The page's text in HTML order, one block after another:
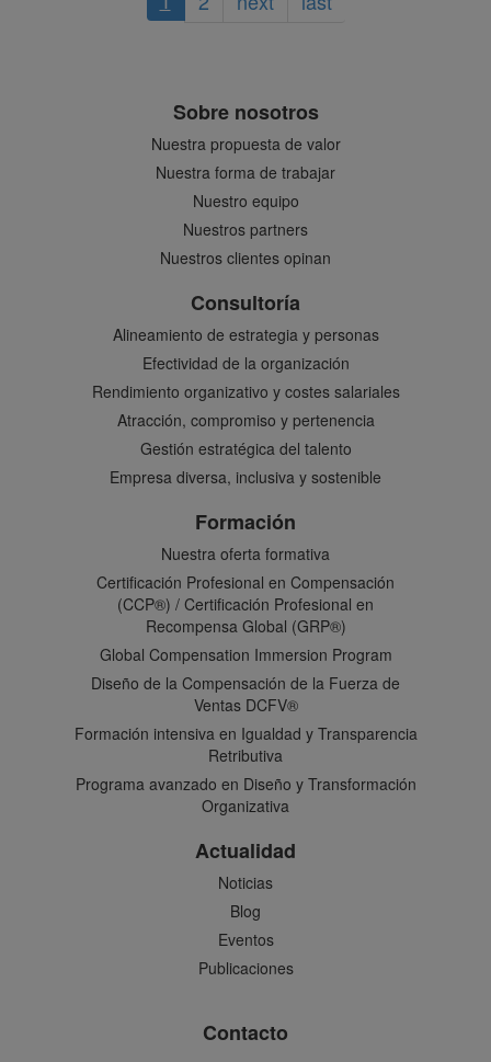
Sobre nosotros
Nuestra propuesta de valor
Nuestra forma de trabajar
Nuestro equipo
Nuestros partners
Nuestros clientes opinan
Consultoría
Alineamiento de estrategia y personas
Efectividad de la organización
Rendimiento organizativo y costes salariales
Atracción, compromiso y pertenencia
Gestión estratégica del talento
Empresa diversa, inclusiva y sostenible
Formación
Nuestra oferta formativa
Certificación Profesional en Compensación
(CCP®) / Certificación Profesional en
Recompensa Global (GRP®)
Global Compensation Immersion Program
Diseño de la Compensación de la Fuerza de
Ventas DCFV®
Formación intensiva en Igualdad y Transparencia
Retributiva
Programa avanzado en Diseño y Transformación
Organizativa
Actualidad
Noticias
Blog
Eventos
Publicaciones
Contacto